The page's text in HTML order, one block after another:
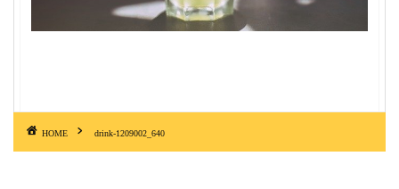
HOME drink-1209002_640